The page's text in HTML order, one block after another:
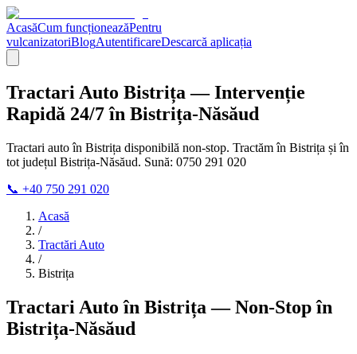
AcasăCum funcționeazăPentru
vulcanizatoriBlogAutentificareDescarcă aplicația
Tractari Auto Bistrița — Intervenție
Rapidă 24/7 în Bistrița-Năsăud
Tractari auto în Bistrița disponibilă non-stop. Tractăm în Bistrița și în
tot județul Bistrița-Năsăud. Sună: 0750 291 020
📞 +40 750 291 020
Acasă
/
Tractări Auto
/
Bistrița
Tractari Auto în Bistrița — Non-Stop în
Bistrița-Năsăud